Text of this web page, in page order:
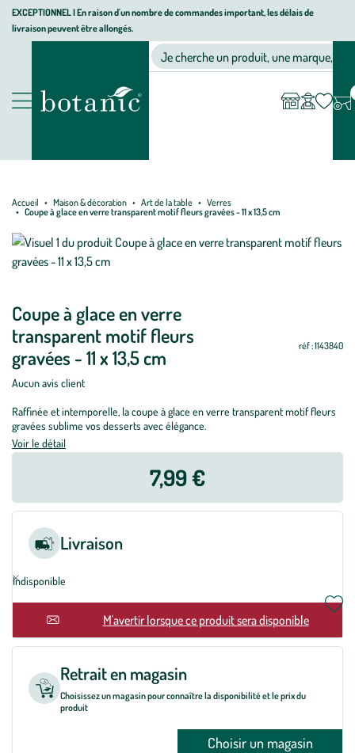
Aller
Aller
au
Aller
au
page
EXCEPTIONNEL I En raison d'un nombre de commandes important, les délais de
livraison peuvent être allongés.
Nos produits
Jardinerie écologique, animalerie, décoration, alimentation bio
Je cherche un produit, une marque, un
compte
Accueil Maison & décoration Art de la table
Verres
Coupe à glace en verre transparent motif fleurs gravées - 11 x 13,5 cm
Coupe à glace en verre
transparent motif fleurs
gravées - 11 x 13,5 cm
réf : 1143840
Aucun avis client
Raffinée et intemporelle, la coupe à glace en verre transparent motif fleurs
gravées sublime vos desserts avec élégance.
Voir le détail
7,99 €
Livraison
Indisponible
En rupture M'avertir lorsque ce produit sera disponible
Retrait en magasin
Choisissez un magasin pour connaître la disponibilité et le prix du
produit
Choisir un magasin